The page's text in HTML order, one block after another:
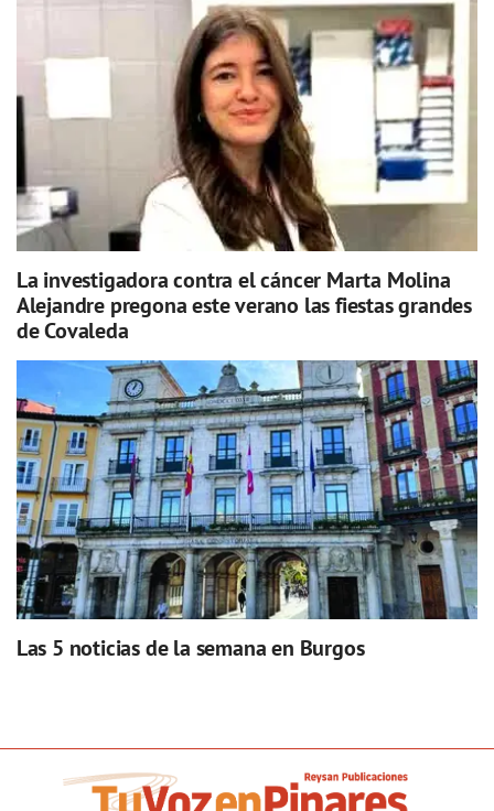
La investigadora contra el cáncer Marta Molina
Alejandre pregona este verano las fiestas grandes
de Covaleda
Las 5 noticias de la semana en Burgos